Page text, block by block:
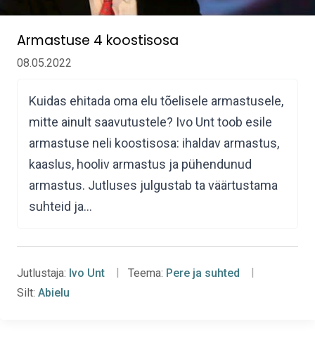
Armastuse 4 koostisosa
08.05.2022
Kuidas ehitada oma elu tõelisele armastusele,
mitte ainult saavutustele? Ivo Unt toob esile
armastuse neli koostisosa: ihaldav armastus,
kaaslus, hooliv armastus ja pühendunud
armastus. Jutluses julgustab ta väärtustama
suhteid ja…
Jutlustaja: Ivo Unt Teema: Pere ja suhted
Silt: Abielu